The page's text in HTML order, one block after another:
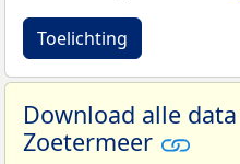
Toelichting
Download alle
Zoetermeer